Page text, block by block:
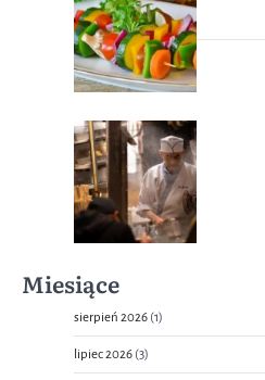
Miesiące
sierpień 2026 (1)
lipiec 2026 (3)